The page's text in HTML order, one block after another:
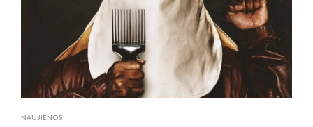
NOMINANTAI
NAUJIENOS